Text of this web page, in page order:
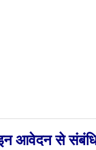
आवेदन से